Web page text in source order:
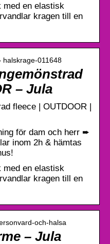
med en elastisk
kragen till en
halskrage-011648
– Jula
fleece | OUTDOOR |
för dam och herr ➨
inom 2h & hämtas
med en elastisk
kragen till en
och-halsa
– Jula